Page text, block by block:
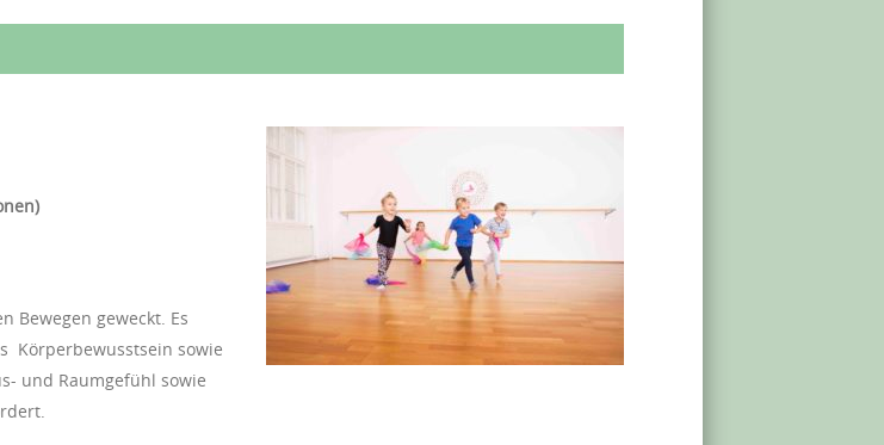
Bewegen geweckt. Es
Körperbewusstsein sowie
und Raumgefühl sowie